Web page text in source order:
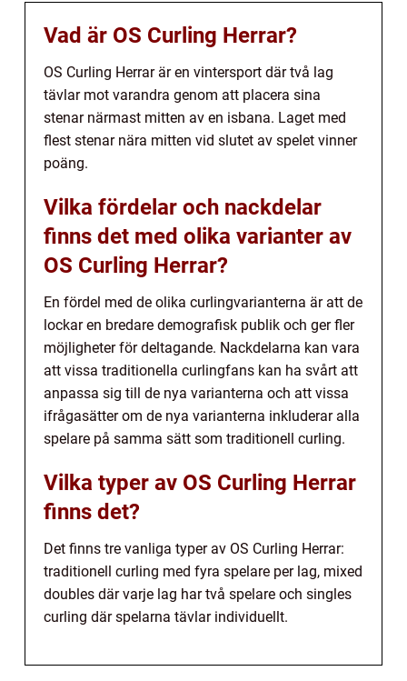
Vad är OS Curling Herrar?
OS Curling Herrar är en vintersport där två lag
tävlar mot varandra genom att placera sina
stenar närmast mitten av en isbana. Laget med
flest stenar nära mitten vid slutet av spelet vinner
poäng.
Vilka fördelar och nackdelar
finns det med olika varianter av
OS Curling Herrar?
En fördel med de olika curlingvarianterna är att de
lockar en bredare demografisk publik och ger fler
möjligheter för deltagande. Nackdelarna kan vara
att vissa traditionella curlingfans kan ha svårt att
anpassa sig till de nya varianterna och att vissa
ifrågasätter om de nya varianterna inkluderar alla
spelare på samma sätt som traditionell curling.
Vilka typer av OS Curling Herrar
finns det?
Det finns tre vanliga typer av OS Curling Herrar:
traditionell curling med fyra spelare per lag, mixed
doubles där varje lag har två spelare och singles
curling där spelarna tävlar individuellt.